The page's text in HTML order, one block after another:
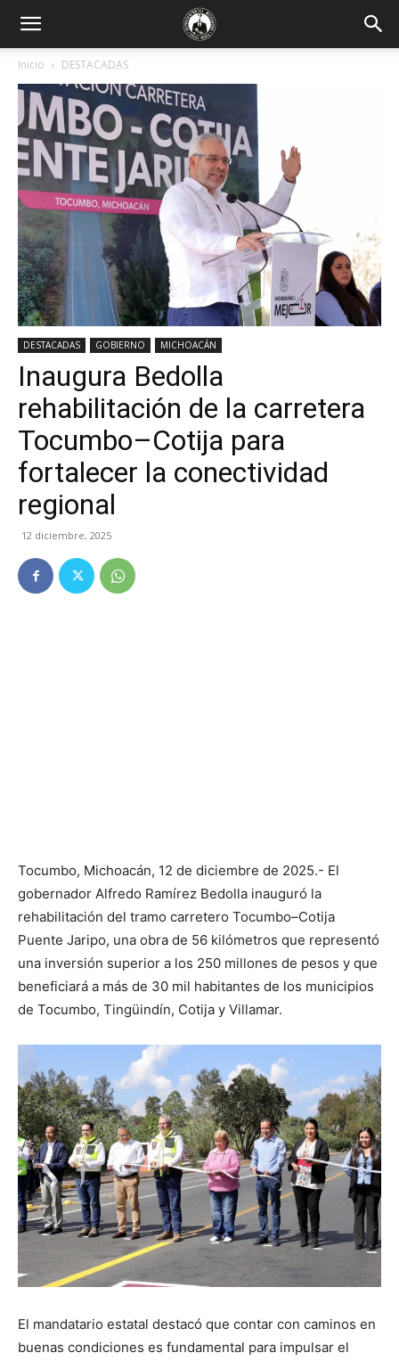
Inicio DESTACADAS
DESTACADAS GOBIERNO MICHOACÁN
Inaugura Bedolla
rehabilitación de la carretera
Tocumbo–Cotija para
fortalecer la conectividad
regional
12 diciembre, 2025
Tocumbo, Michoacán, 12 de diciembre de 2025.- El
gobernador Alfredo Ramírez Bedolla inauguró la
rehabilitación del tramo carretero Tocumbo–Cotija
Puente Jaripo, una obra de 56 kilómetros que representó
una inversión superior a los 250 millones de pesos y que
beneficiará a más de 30 mil habitantes de los municipios
de Tocumbo, Tingüindín, Cotija y Villamar.
El mandatario estatal destacó que contar con caminos en
buenas condiciones es fundamental para impulsar el